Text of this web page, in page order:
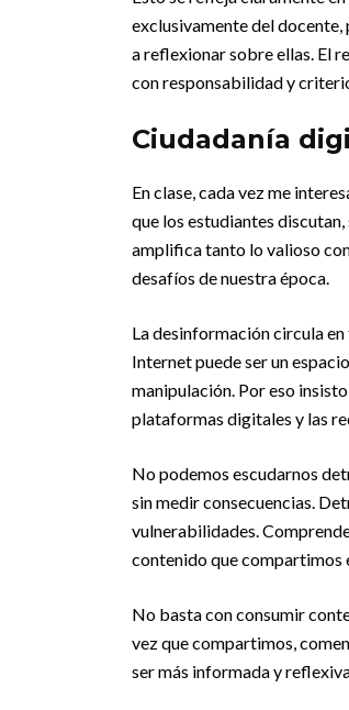
exclusivamente del docente,
a reflexionar sobre ellas. El
con responsabilidad y
Ciudadanía
En clase, cada vez me
que los estudiantes
amplifica tanto lo valioso
desafíos de nuestra época.
La desinformación circula
Internet puede ser un
manipulación. Por eso
plataformas digitales y las
No podemos escudarnos
sin medir consecuencias.
vulnerabilidades.
contenido que compartimos
No basta con consumir
vez que compartimos,
ser más informada y